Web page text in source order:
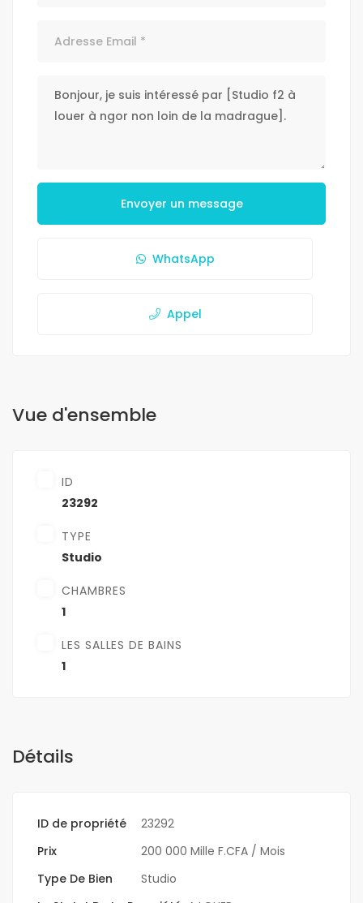
Envoyer un message
WhatsApp
Appel
Vue d'ensemble
ID
23292
TYPE
Studio
CHAMBRES
1
LES SALLES DE BAINS
1
Détails
ID de propriété
23292
Prix
200 000 Mille F.CFA / Mois
Type De Bien
Studio